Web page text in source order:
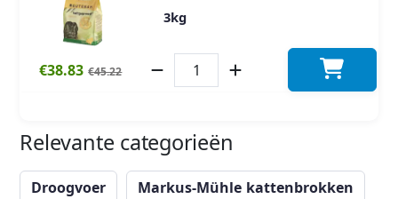
3kg
€38.83€45.22
Relevante categorieën
Droogvoer Markus-Mühle kattenbrokken